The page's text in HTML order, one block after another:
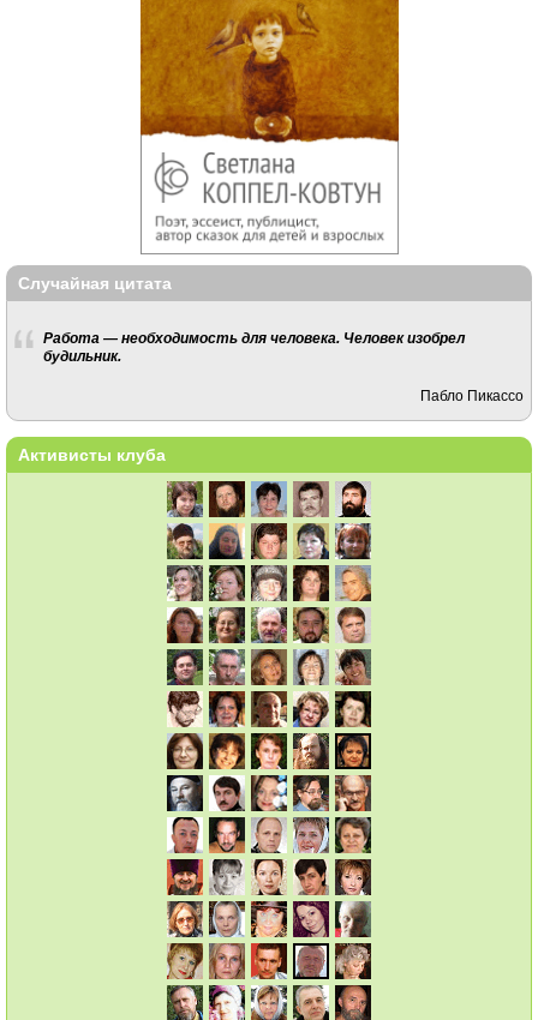
Случайная цитата
Работа — необходимость для человека. Человек изобрел
будильник.
Пабло Пикассо
Активисты клуба